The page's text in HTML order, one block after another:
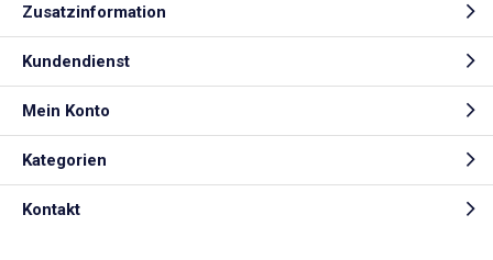
Zusatzinformation
Kundendienst
Mein Konto
Kategorien
Kontakt